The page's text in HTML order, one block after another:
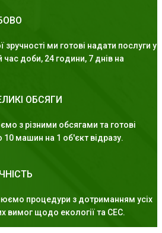
ми готові надати послуги у
час доби, 24 години, 7 днів на
ОБСЯГИ
з різними обсягами та готові
10 машин на 1 об'єкт відразу.
процедури з дотриманням усіх
вимог щодо екології та СЕС.